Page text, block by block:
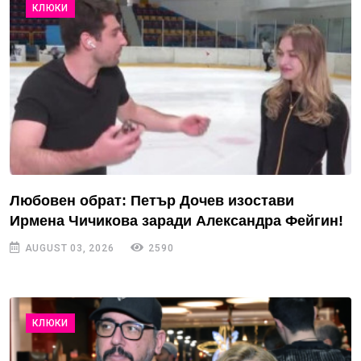
КЛЮКИ
Любовен обрат: Петър Дочев изостави
Ирмена Чичикова заради Александра Фейгин!
AUGUST 03, 2026 2590
КЛЮКИ